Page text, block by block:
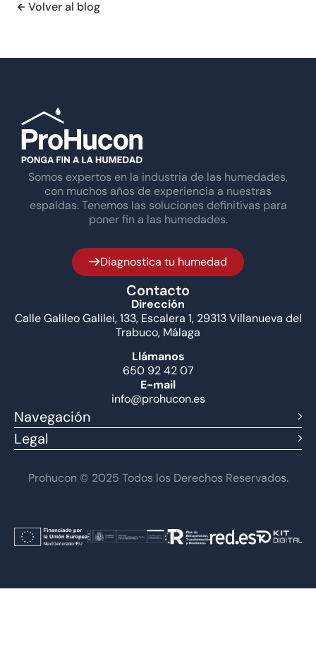
Volver al blog
Somos expertos en la industria de las humedades,
con muchos años de experiencia a nuestras
espaldas. Tenemos las soluciones definitivas para
poner fin a las humedades.
Diagnostica tu humedad
Contacto
Dirección
Calle Galileo Galilei, 133, Escalera 1, 29313 Villanueva del
Trabuco, Málaga
Llámanos
650 92 42 07
E-mail
info@prohucon.es
Navegación
Legal
Prohucon © 2025 Todos los Derechos Reservados.